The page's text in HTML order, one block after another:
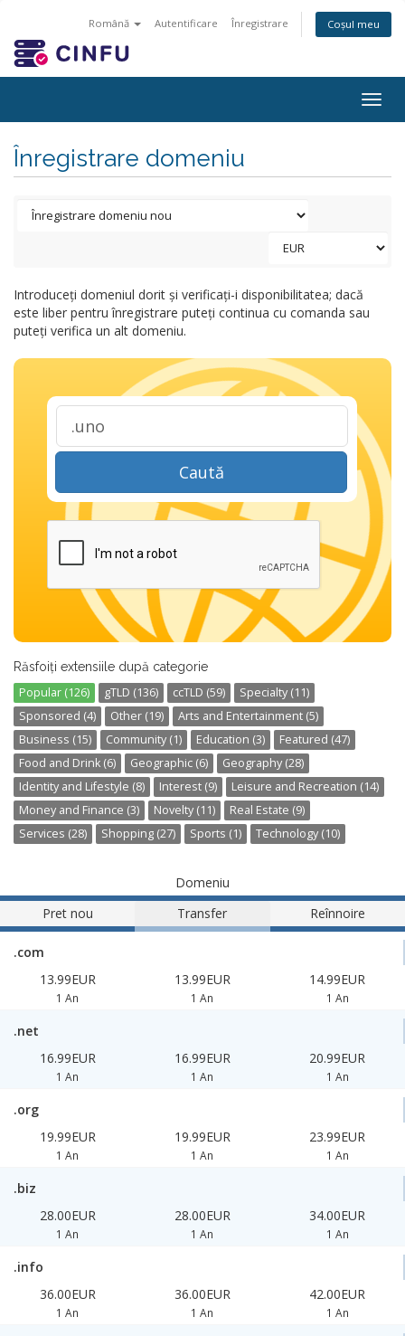
Română Autentificare Înregistrare Coșul meu
Înregistrare domeniu
Introduceți domeniul dorit și verificați-i disponibilitatea; dacă
este liber pentru înregistrare puteți continua cu comanda sau
puteți verifica un alt domeniu.
Caută
Răsfoiți extensiile după categorie
Popular (126) gTLD (136) ccTLD (59)
Specialty (11)
Sponsored (4)
Other (19)
Arts and Entertainment (5)
Business (15)
Community (1) Education (3)
Featured (47)
Food and Drink (6)
Geographic (6)
Geography (28)
Identity and Lifestyle (8)
Interest (9)
Leisure and Recreation (14)
Money and Finance (3)
Novelty (11)
Real Estate (9)
Services (28)
Shopping (27) Sports (1) Technology (10)
Domeniu
Pret nou
Transfer Reînnoire
.com
13.99EUR
1 An
13.99EUR
1 An
14.99EUR
1 An
.net
16.99EUR
1 An
16.99EUR
1 An
20.99EUR
1 An
.org
19.99EUR
1 An
19.99EUR
1 An
23.99EUR
1 An
.biz
28.00EUR
1 An
28.00EUR
1 An
34.00EUR
1 An
.info
36.00EUR
1 An
36.00EUR
1 An
42.00EUR
1 An